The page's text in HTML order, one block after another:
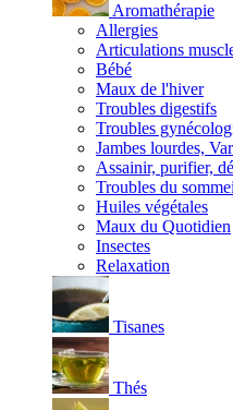
Aromathérapie
Allergies
Articulations
Bébé
Maux de l'hiver
Troubles digestifs
Troubles
Jambes lourdes,
Assainir, purifier,
Troubles du
Huiles végétales
Maux du Quotidien
Insectes
Relaxation
Tisanes
Thés